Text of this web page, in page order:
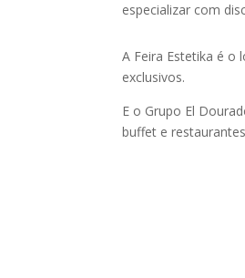
especializar com
A Feira Estetika é o
exclusivos.
E o Grupo El
buffet e